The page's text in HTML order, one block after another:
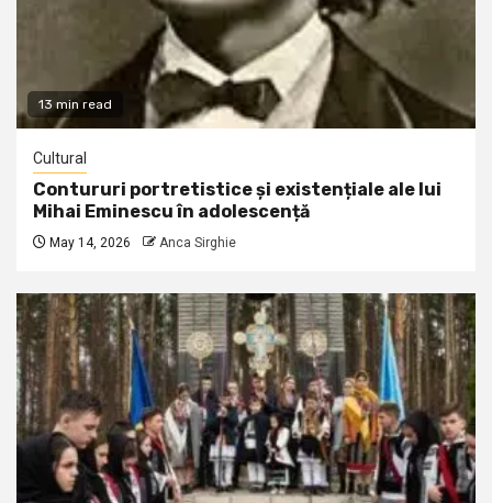
13 min read
Cultural
Contururi portretistice și existențiale ale lui
Mihai Eminescu în adolescență
May 14, 2026 Anca Sirghie